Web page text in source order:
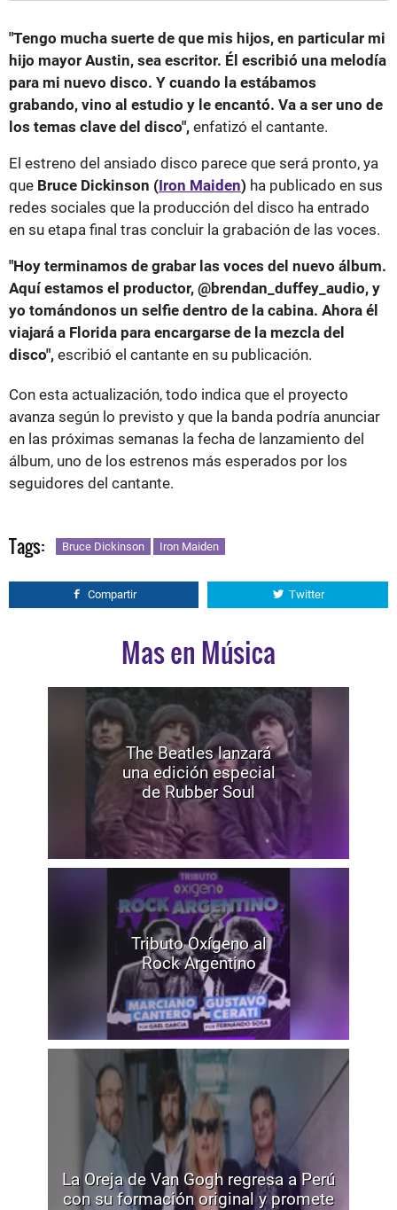
"Tengo mucha suerte de que mis hijos, en particular mi
hijo mayor Austin, sea escritor. Él escribió una melodía
para mi nuevo disco. Y cuando la estábamos
grabando, vino al estudio y le encantó. Va a ser uno de
los temas clave del disco", enfatizó el cantante.
El estreno del ansiado disco parece que será pronto, ya
que Bruce Dickinson (Iron Maiden) ha publicado en sus
redes sociales que la producción del disco ha entrado
en su etapa final tras concluir la grabación de las voces.
"Hoy terminamos de grabar las voces del nuevo álbum.
Aquí estamos el productor, @brendan_duffey_audio, y
yo tomándonos un selfie dentro de la cabina. Ahora él
viajará a Florida para encargarse de la mezcla del
disco", escribió el cantante en su publicación.
Con esta actualización, todo indica que el proyecto
avanza según lo previsto y que la banda podría anunciar
en las próximas semanas la fecha de lanzamiento del
álbum, uno de los estrenos más esperados por los
seguidores del cantante.
Tags: Bruce Dickinson Iron Maiden
Compartir Twitter
Mas en Música
The Beatles lanzará
una edición especial
de Rubber Soul
Tributo Oxígeno al
Rock Argentino
La Oreja de Van Gogh regresa a Perú
con su formación original y promete